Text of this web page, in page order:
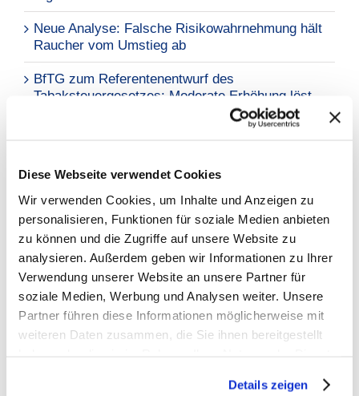
Diese Webseite verwendet Cookies
Wir verwenden Cookies, um Inhalte und Anzeigen zu
personalisieren, Funktionen für soziale Medien anbieten
zu können und die Zugriffe auf unsere Website zu
analysieren. Außerdem geben wir Informationen zu Ihrer
Verwendung unserer Website an unsere Partner für
soziale Medien, Werbung und Analysen weiter. Unsere
Partner führen diese Informationen möglicherweise mit
weiteren Daten zusammen, die Sie ihnen bereitgestellt
Details zeigen
Neue Analyse: Falsche Risikowahrnehmung hält
Raucher vom Umstieg ab
BfTG zum Referentenentwurf des
Tabaksteuergesetzes: Moderate Erhöhung löst
Warum BfTG?
GEMEINSAM STARK
INFORMATIONEN
EINE STIMME
Gezielte Ansprache: Das BfTG vertritt die
Öffentlichkeit. Um maximale Ziele zu erreichen,